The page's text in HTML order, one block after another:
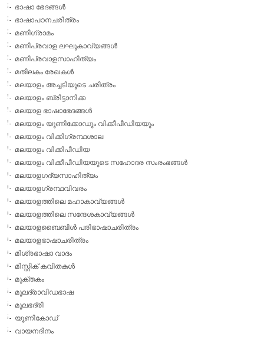
ഭാഷാ ഭേദങ്ങള്‍
ഭാഷാപഠനചരിത്രം
മണിഗ്രാമം
മണിപ്രവാള ലഘുകാവ്യങ്ങള്‍
മണിപ്രവാളസാഹിത്യം
മതിലകം രേഖകള്‍
മലയാളം അച്ചടിയുടെ ചരിത്രം
മലയാളം ബ്രിട്ടാനിക്ക
മലയാള ഭാഷാഭേദങ്ങള്‍
മലയാളം യൂണിക്കോഡും വിക്കീപീഡിയയും
മലയാളം വിക്കിഗ്രന്ഥശാല
മലയാളം വിക്കിപീഡിയ
മലയാളം വിക്കീപീഡിയയുടെ സഹോദര സംരംഭങ്ങള്‍
മലയാളഗദ്യസാഹിത്യം
മലയാളഗ്രന്ഥവിവരം
മലയാളത്തിലെ മഹാകാവ്യങ്ങള്‍
മലയാളത്തിലെ സന്ദേശകാവ്യങ്ങള്‍
മലയാളബൈബിള്‍ പരിഭാഷാചരിത്രം
മലയാളഭാഷാചരിത്രം
മിശ്രഭാഷാ വാദം
മിസ്റ്റിക് കവിതകള്‍
മുക്തകം
മൂലദ്രാവിഡഭാഷ
മൂലഭദ്രി
യൂണികോഡ്
വായനദിനം